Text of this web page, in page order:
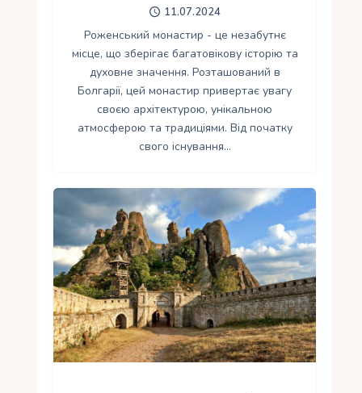
11.07.2024
Роженський монастир - це незабутнє
місце, що зберігає багатовікову історію та
духовне значення. Розташований в
Болгарії, цей монастир привертає увагу
своєю архітектурою, унікальною
атмосферою та традиціями. Від початку
свого існування…